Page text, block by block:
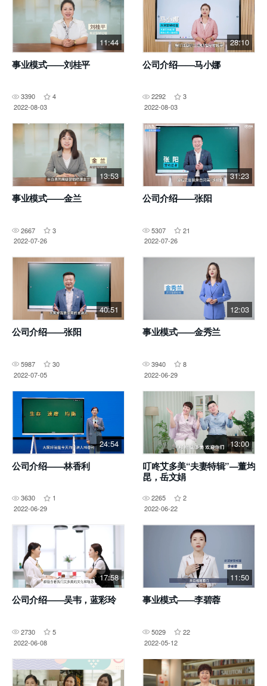
11:44
事业模式——刘桂平
3390
4
2022-08-03
28:10
公司介绍——马小娜
2292
3
2022-08-03
13:53
事业模式——金兰
2667
3
2022-07-26
31:23
公司介绍——张阳
5307
21
2022-07-26
40:51
公司介绍——张阳
5987
30
2022-07-05
12:03
事业模式——金秀兰
3940
8
2022-06-29
24:54
公司介绍——林香利
3630
1
2022-06-29
13:00
叮咚艾多美“夫妻特辑”—董均
昆，岳文娟
2265
2
2022-06-22
17:58
公司介绍——吴韦，蓝彩玲
2730
5
2022-06-08
11:50
事业模式——李碧蓉
5029
22
2022-05-12